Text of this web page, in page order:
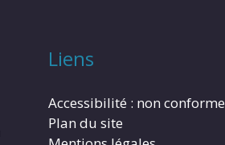
Liens
Accessibilité : non conforme
Plan du site